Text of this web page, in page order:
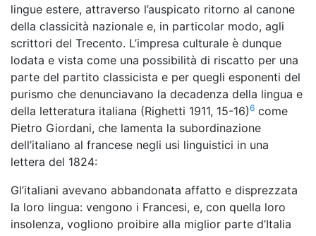
lingue estere, attraverso l’auspicato ritorno al canone
della classicità nazionale e, in particolar modo, agli
scrittori del Trecento. L’impresa culturale è dunque
lodata e vista come una possibilità di riscatto per una
parte del partito classicista e per quegli esponenti del
purismo che denunciavano la decadenza della lingua e
della letteratura italiana (Righetti 1911, 15-16)6 come
Pietro Giordani, che lamenta la subordinazione
dell’italiano al francese negli usi linguistici in una
lettera del 1824:
Gl’italiani avevano abbandonata affatto e disprezzata
la loro lingua: vengono i Francesi, e, con quella loro
insolenza, vogliono proibire alla miglior parte d’Italia